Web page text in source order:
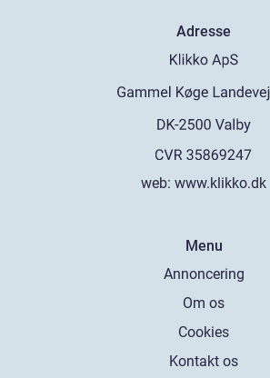
Adresse
web: www.klikko.dk
Menu
Annoncering
Om os
Cookies
Kontakt os